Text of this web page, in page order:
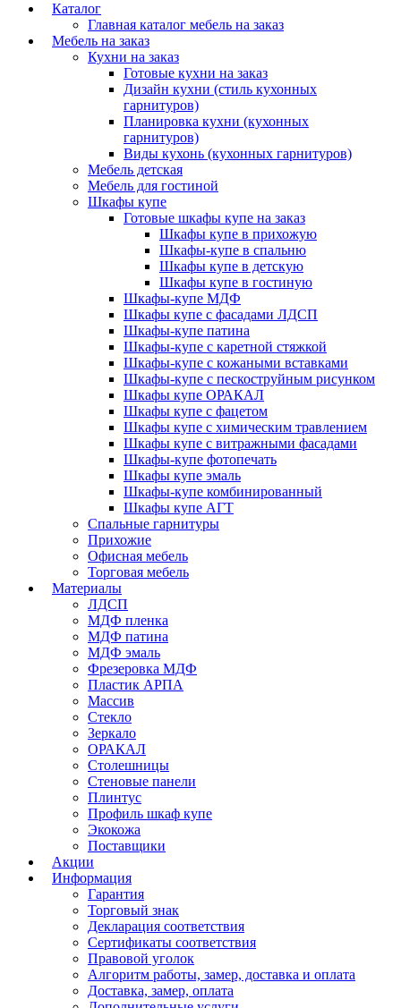
Каталог
Главная каталог мебель на заказ
Мебель на заказ
Кухни на заказ
Готовые кухни на заказ
Дизайн кухни (стиль кухонных
гарнитуров)
Планировка кухни (кухонных
гарнитуров)
Виды кухонь (кухонных гарнитуров)
Мебель детская
Мебель для гостиной
Шкафы купе
Готовые шкафы купе на заказ
Шкафы купе в прихожую
Шкафы-купе в спальню
Шкафы купе в детскую
Шкафы купе в гостиную
Шкафы-купе МДФ
Шкафы купе с фасадами ЛДСП
Шкафы-купе патина
Шкафы-купе с каретной стяжкой
Шкафы-купе с кожаными вставками
Шкафы-купе с пескоструйным рисунком
Шкафы купе ОРАКАЛ
Шкафы купе с фацетом
Шкафы купе с химическим травлением
Шкафы купе с витражными фасадами
Шкафы-купе фотопечать
Шкафы купе эмаль
Шкафы-купе комбинированный
Шкафы купе АГТ
Спальные гарнитуры
Прихожие
Офисная мебель
Торговая мебель
Материалы
ЛДСП
МДФ пленка
МДФ патина
МДФ эмаль
Фрезеровка МДФ
Пластик АРПА
Массив
Стекло
Зеркало
ОРАКАЛ
Столешницы
Стеновые панели
Плинтус
Профиль шкаф купе
Экокожа
Поставщики
Акции
Информация
Гарантия
Торговый знак
Декларация соответствия
Сертификаты соответствия
Правовой уголок
Алгоритм работы, замер, доставка и оплата
Доставка, замер, оплата
Да